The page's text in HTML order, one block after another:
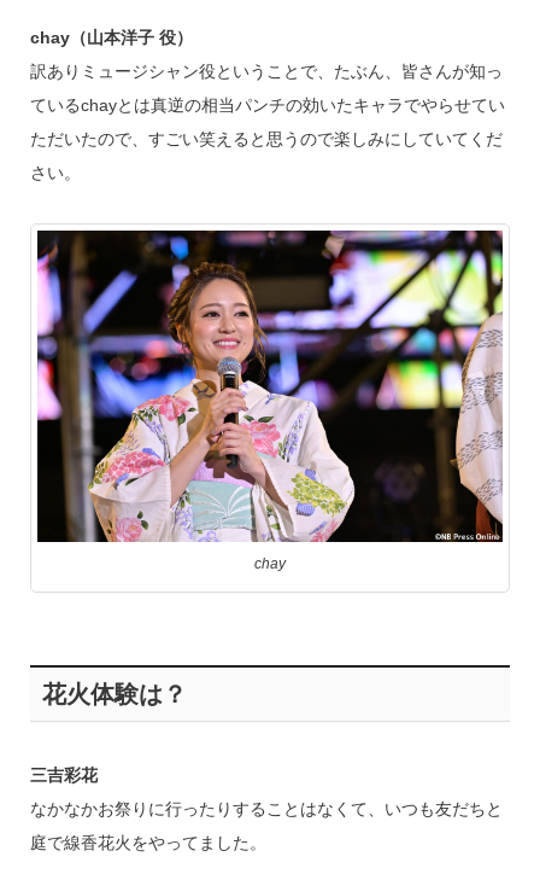
chay（山本洋子 役）
訳ありミュージシャン役ということで、たぶん、皆さんが知っ
ているchayとは真逆の相当パンチの効いたキャラでやらせてい
ただいたので、すごい笑えると思うので楽しみにしていてくだ
さい。
chay
花火体験は？
三吉彩花
なかなかお祭りに行ったりすることはなくて、いつも友だちと
庭で線香花火をやってました。